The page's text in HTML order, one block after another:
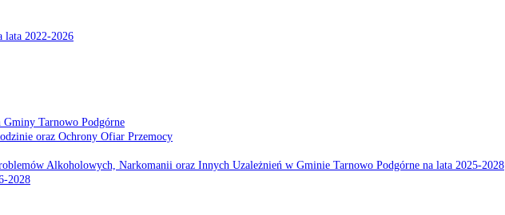
lata 2022-2026
Gminy Tarnowo Podgórne
oraz Ochrony Ofiar Przemocy
Alkoholowych, Narkomanii oraz Innych Uzależnień w Gminie Tarnowo Podgórne na lata 2025-2028
2028